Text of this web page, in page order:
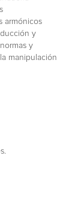
armónicos
y
y
manipulación